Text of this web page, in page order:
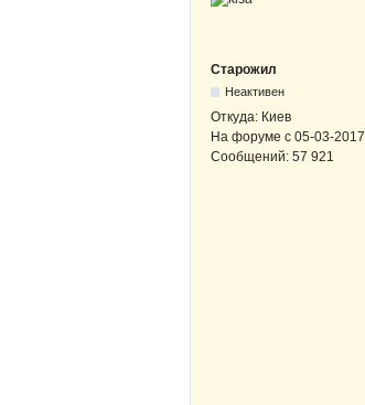
Старожил
Неактивен
Откуда: Киев
На форуме с 05-03-2017
Сообщений: 57 921